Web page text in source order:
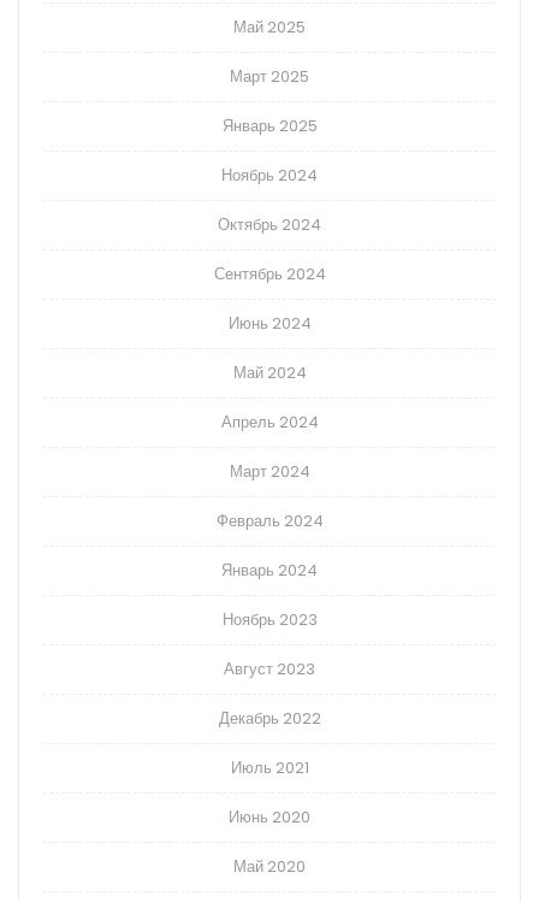
Май 2025
Март 2025
Январь 2025
Ноябрь 2024
Октябрь 2024
Сентябрь 2024
Июнь 2024
Май 2024
Апрель 2024
Март 2024
Февраль 2024
Январь 2024
Ноябрь 2023
Август 2023
Декабрь 2022
Июль 2021
Июнь 2020
Май 2020